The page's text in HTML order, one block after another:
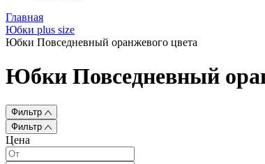
Главная
Юбки plus size
Юбки Повседневный оранжевого цвета
Юбки Повседневный
Фильтр
Фильтр
Цена